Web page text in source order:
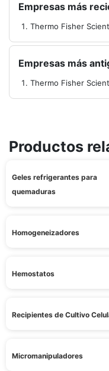
Empresas más
Thermo Fisher
Empresas más
Thermo Fisher
Productos
Geles refrigerantes para
quemaduras
Homogeneizadores
Hemostatos
Recipientes de Cultivo
Micromanipuladores